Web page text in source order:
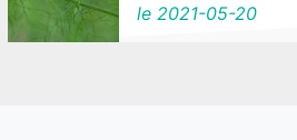
le 2021-05-20